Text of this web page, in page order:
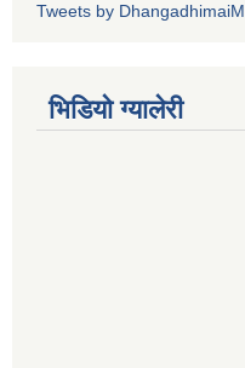
Tweets by DhangadhimaiM
भिडियाे ग्यालेरी